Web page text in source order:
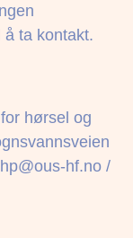
å ta kontakt.
hørsel og
hf.no /